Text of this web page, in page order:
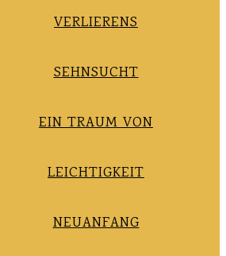
VERLIERENS
SEHNSUCHT
EIN TRAUM VON
LEICHTIGKEIT
NEUANFANG